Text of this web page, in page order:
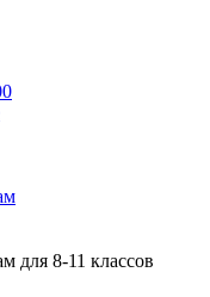
для 8-11 классов